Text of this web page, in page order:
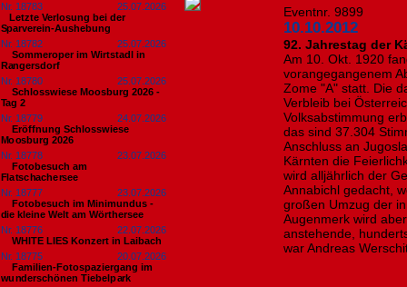
Nr. 18783
25.07.2026
​Letzte Verlosung bei der
Sparverein-Aushebung
Nr. 18782
25.07.2026
Sommeroper im Wirtstadl in
Rangersdorf
Nr. 18780
25.07.2026
Schlosswiese Moosburg 2026 -
Tag 2
Nr. 18779
24.07.2026
Eröffnung Schlosswiese
Moosburg 2026
Nr. 18778
23.07.2026
Fotobesuch am
Flatschachersee
Nr. 18777
23.07.2026
Fotobesuch im Minimundus -
die kleine Welt am Wörthersee
Nr. 18776
22.07.2026
WHITE LIES Konzert in Laibach
Nr. 18775
20.07.2026
Familien-Fotospaziergang im
wunderschönen Tiebelpark
Eventnr. 9899
10.10.2012
92. Jahrestag der
Am 10. Okt. 1920
vorangegangenem
Zome "A" statt. Die
Verbleib bei
Volksabstimmung
das sind 37.304
Anschluss an
Kärnten die
wird alljährlich der
Annabichl gedacht,
großen Umzug der
Augenmerk wird
anstehende,
war Andreas